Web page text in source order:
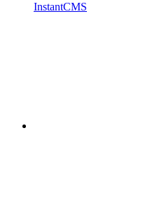
InstantCMS